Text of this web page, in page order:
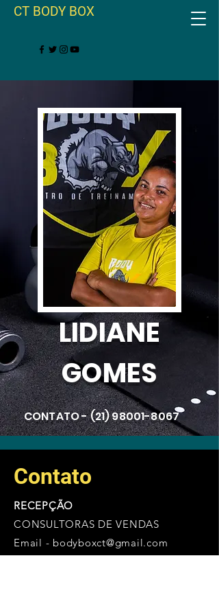
CT BODY BOX
LIDIANE
GOMES
CONTATO -(21) 98001-8067
Contato
RECEPÇÃO
CONSULTORAS DE VENDAS
Email - bodyboxct@gmail.com